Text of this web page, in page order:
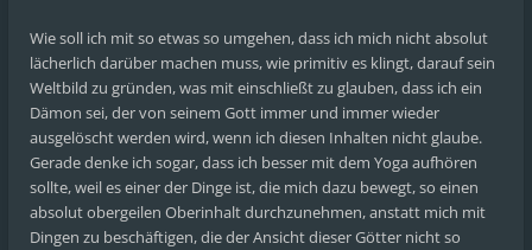
Wie soll ich mit so etwas so umgehen, dass ich mich nicht absolut
lächerlich darüber machen muss, wie primitiv es klingt, darauf sein
Weltbild zu gründen, was mit einschließt zu glauben, dass ich ein
Dämon sei, der von seinem Gott immer und immer wieder
ausgelöscht werden wird, wenn ich diesen Inhalten nicht glaube.
Gerade denke ich sogar, dass ich besser mit dem Yoga aufhören
sollte, weil es einer der Dinge ist, die mich dazu bewegt, so einen
absolut obergeilen Oberinhalt durchzunehmen, anstatt mich mit
Dingen zu beschäftigen, die der Ansicht dieser Götter nicht so